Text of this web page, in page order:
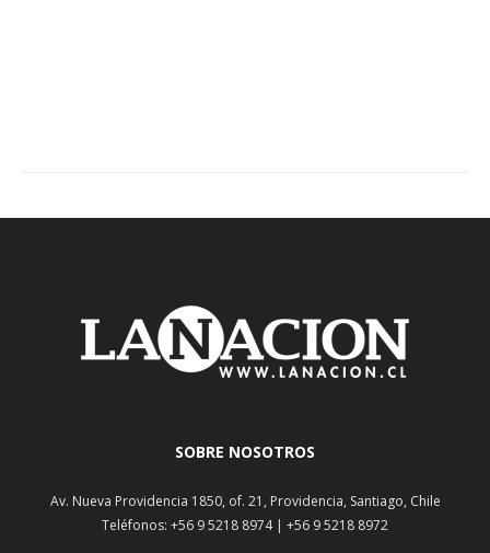
SOBRE NOSOTROS
Av. Nueva Providencia 1850, of. 21, Providencia, Santiago, Chile
Teléfonos: +56 9 5218 8974 | +56 9 5218 8972